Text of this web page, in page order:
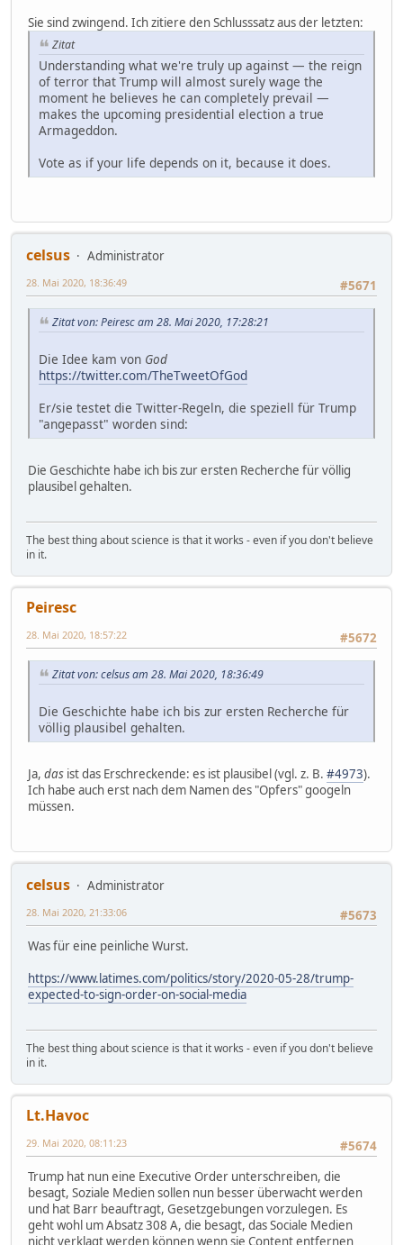
Sie sind zwingend. Ich zitiere den Schlusssatz aus der letzten:
Zitat
Understanding what we're truly up against — the reign
of terror that Trump will almost surely wage the
moment he believes he can completely prevail —
makes the upcoming presidential election a true
Armageddon.
Vote as if your life depends on it, because it does.
celsus
Administrator
#5671
28. Mai 2020, 18:36:49
Zitat von: Peiresc am 28. Mai 2020, 17:28:21
Die Idee kam von God
https://twitter.com/TheTweetOfGod
Er/sie testet die Twitter-Regeln, die speziell für Trump
"angepasst" worden sind:
Die Geschichte habe ich bis zur ersten Recherche für völlig
plausibel gehalten.
The best thing about science is that it works - even if you don't believe
in it.
Peiresc
#5672
28. Mai 2020, 18:57:22
Zitat von: celsus am 28. Mai 2020, 18:36:49
Die Geschichte habe ich bis zur ersten Recherche für
völlig plausibel gehalten.
Ja, das ist das Erschreckende: es ist plausibel (vgl. z. B. #4973).
Ich habe auch erst nach dem Namen des "Opfers" googeln
müssen.
celsus
Administrator
#5673
28. Mai 2020, 21:33:06
Was für eine peinliche Wurst.
https://www.latimes.com/politics/story/2020-05-28/trump-
expected-to-sign-order-on-social-media
The best thing about science is that it works - even if you don't believe
in it.
Lt.Havoc
#5674
29. Mai 2020, 08:11:23
Trump hat nun eine Executive Order unterschreiben, die
besagt, Soziale Medien sollen nun besser überwacht werden
und hat Barr beauftragt, Gesetzgebungen vorzulegen. Es
geht wohl um Absatz 308 A, die besagt, das Sociale Medien
nicht verklagt werden können wenn sie Content entfernen